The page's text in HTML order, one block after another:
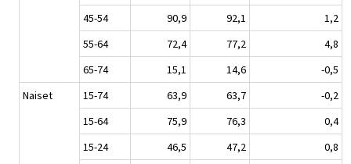
45-54
90,9 92,1
1,2
55-64
72,4 77,2
4,8
65-74
15,1 14,6
-0,5
Naiset
15-74 63,9 63,7
-0,2
15-64
75,9 76,3
0,4
15-24
46,5 47,2
0,8